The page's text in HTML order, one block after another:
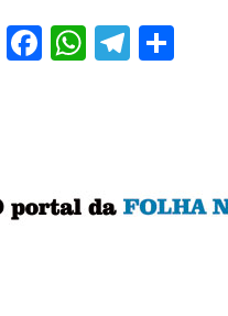
Facebook
WhatsApp